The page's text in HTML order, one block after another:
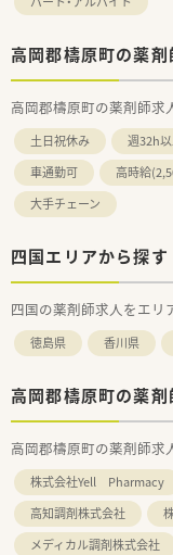
高岡郡檮原町の薬
高岡郡檮原町の薬剤師求
土日祝休み 週32h
車通勤可
高時給
大手チェーン
四国エリアから探す
四国の薬剤師求人をエリ
徳島県 香川県
高岡郡檮原町の薬
高岡郡檮原町の薬剤師求
株式会社Yell Pharmacy
高知調剤株式会社
メディカル調剤株式会社